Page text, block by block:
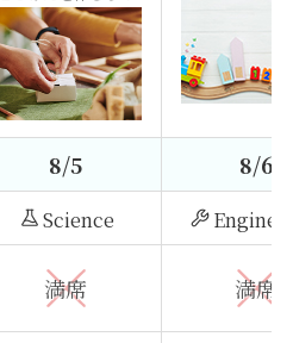
8/5 8/6
Science
満席 満席